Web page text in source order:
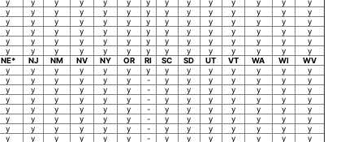
y y y y y y y y y y y y y
y
y y y y y y y y y y y y y
y
y y y y y y y y y y y y y
y
y y y y y y y y y y y y y
y
y y y y y y y y y y y y y
y
NE* NJ NM NV NY OR RI SC SD UT VT WA WI
WV
y y y y y y y y y y y y y
y
y y y y y y - y y y y y y
y
y y y y y y - y y y y y y
y
y y y y y y - y y y y y y
y
y y y y y y - y y y y y y
y
y y y y y y - y y y y y y
y
y y y y y y - y y y y y y
y
y y y y y y - y y y y y y
y